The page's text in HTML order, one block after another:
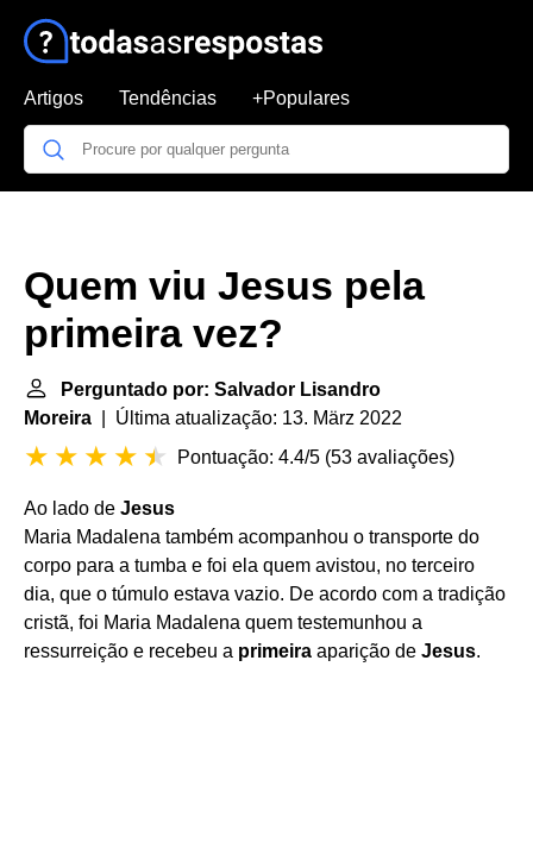
Artigos Tendências +Populares
Quem viu Jesus pela
primeira vez?
Perguntado por: Salvador Lisandro
Moreira | Última atualização: 13. März 2022
Pontuação: 4.4/5 (53 avaliações)
Ao lado de Jesus
Maria Madalena também acompanhou o transporte do
corpo para a tumba e foi ela quem avistou, no terceiro
dia, que o túmulo estava vazio. De acordo com a tradição
cristã, foi Maria Madalena quem testemunhou a
ressurreição e recebeu a primeira aparição de Jesus.